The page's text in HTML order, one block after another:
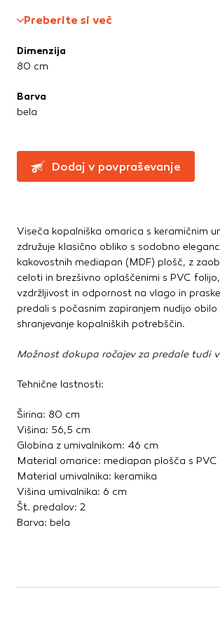
Umivalniki
obloge
Preberite si več
Dimenzija
80 cm
Barva
bela
Dodaj v povpraševanje
Viseča kopalniška omarica s keramičnim
združuje klasično obliko s sodobno
kakovostnih mediapan (MDF) plošč, z
celoti in brezšivno oplaščenimi s PVC
vzdržljivost in odpornost na vlago in
predali s počasnim zapiranjem nudijo
shranjevanje kopalniških potrebščin.
Možnost dokupa ročajev za predale tudi
Tehnične lastnosti:
Širina: 80 cm
Višina: 56,5 cm
Globina z umivalnikom: 46 cm
Material omarice: mediapan plošča s PVC
Material umivalnika: keramika
Višina umivalnika: 6 cm
Št. predalov: 2
Barva: bela
Partnerska oglaševalska podjetja jih lahko
prikazovanje ustreznih oglasov na drugih
Pri delu uporabljajo edinstveno
ne boste deležni našega ciljnega spletnega
DOVOLI VSE